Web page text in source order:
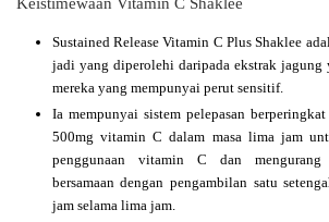
Sustained Release Vitamin C Plus Shaklee
jadi yang diperolehi daripada ekstrak jagung
mereka yang mempunyai perut sensitif.
Ia mempunyai sistem pelepasan
500mg vitamin C dalam masa lima jam
penggunaan vitamin C dan
bersamaan dengan pengambilan satu
jam selama lima jam.